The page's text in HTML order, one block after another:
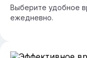
Выберите удобное
ежедневно.